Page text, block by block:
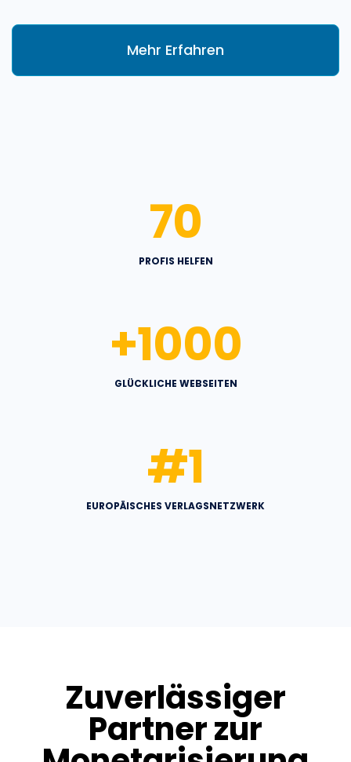
Mehr Erfahren
PROFIS HELFEN
70
GLÜCKLICHE WEBSEITEN
+1000
EUROPÄISCHES VERLAGSNETZWERK
#1
Zuverlässiger
Partner zur